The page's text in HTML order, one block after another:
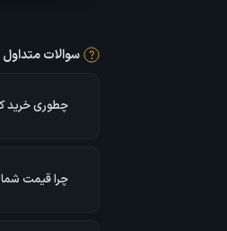
سوالات متداول
چطوری خرید
چرا قیمت شما